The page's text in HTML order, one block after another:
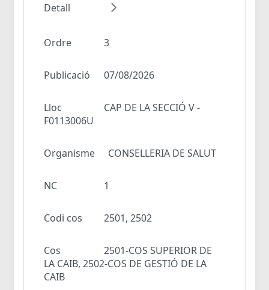
Detall
Ordre 3
Publicació 07/08/2026
Lloc
CAP DE LA SECCIÓ V -
F0113006U
Organisme CONSELLERIA DE SALUT
NC 1
Codi cos 2501, 2502
Cos
2501-COS SUPERIOR DE
LA CAIB, 2502-COS DE GESTIÓ DE LA
CAIB